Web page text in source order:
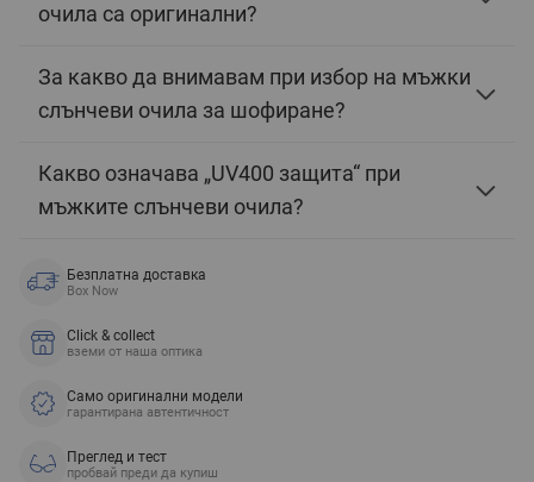
очила са оригинални?
За какво да внимавам при избор на мъжки
слънчеви очила за шофиране?
Какво означава „UV400 защита“ при
мъжките слънчеви очила?
Безплатна доставка
Box Now
Click & collect
вземи от наша оптика
Само оригинални модели
гарантирана автентичност
Преглед и тест
пробвай преди да купиш